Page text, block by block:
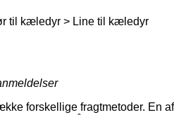
til kæledyr > Line til kæledyr
forskellige fragtmetoder. En